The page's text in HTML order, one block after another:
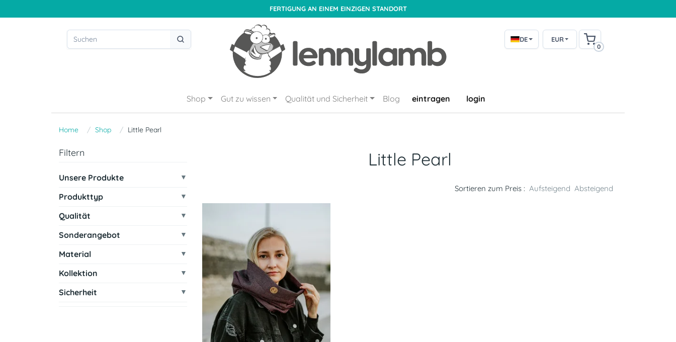
FERTIGUNG AN EINEM EINZIGEN STANDORT
DE EUR
0
Shop Gut zu wissen Qualität und Sicherheit Blog eintragen login
Home Shop Little Pearl
Filtern
Unsere Produkte
Produkttyp
Qualität
Sonderangebot
Material
Kollektion
Sicherheit
Little Pearl
Sortieren zum Preis : Aufsteigend Absteigend